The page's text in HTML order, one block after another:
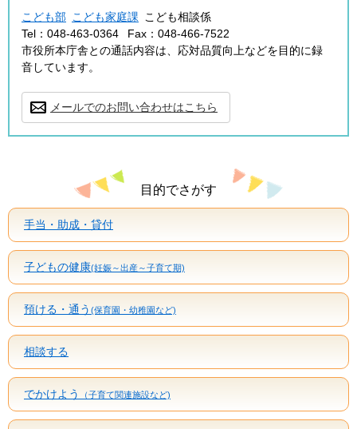
こども部 こども家庭課 こども相談係
Tel：048-463-0364
Fax：048-466-7522
市役所本庁舎との通話内容は、応対品質向上などを目的に録
音しています。
メールでのお問い合わせはこちら
目的でさがす
手当・助成・貸付
子どもの健康(妊娠～出産～子育て期)
預ける・通う (保育園・幼稚園など)
相談する
でかけよう （子育て関連施設など)